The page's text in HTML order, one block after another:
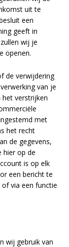
uit te
een
geeft in
wij je
openen.
de verwijdering
van je
het verstrijken
met
het recht
de gegevens,
hier op de
is op elk
een bericht te
via een functie
wij gebruik van